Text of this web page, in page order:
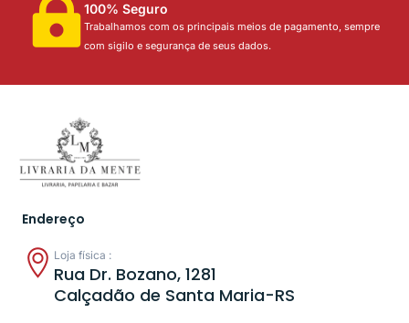
100% Seguro
Trabalhamos com os principais meios de pagamento, sempre
com sigilo e segurança de seus dados.
Endereço
Loja física :
Rua Dr. Bozano, 1281
Calçadão de Santa Maria-RS